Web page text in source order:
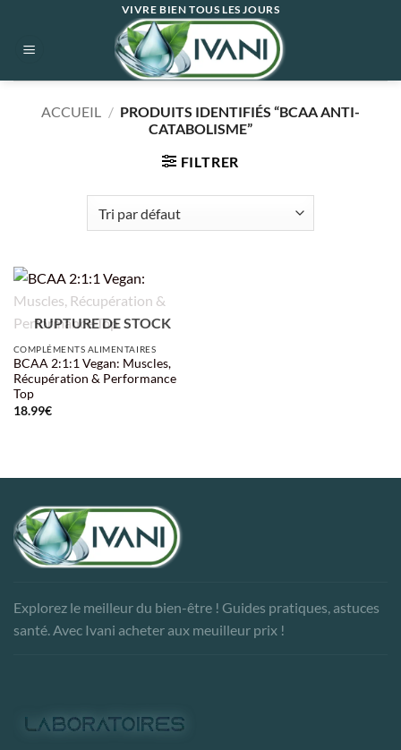
contenu
VIVRE BIEN TOUS LES JOURS
ACCUEIL / PRODUITS IDENTIFIÉS “BCAA ANTI-
CATABOLISME”
FILTRER
RUPTURE DE STOCK
COMPLÉMENTS ALIMENTAIRES
BCAA 2:1:1 Vegan: Muscles,
Récupération & Performance
Top
18.99€
Explorez le meilleur du bien-être ! Guides pratiques, astuces
santé. Avec Ivani acheter aux meuilleur prix !